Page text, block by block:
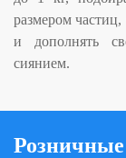
размером
и дополнять
сиянием.